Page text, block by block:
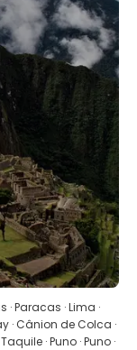
· Paracas · Lima ·
· Cânion de Colca ·
· Puno · Puno ·